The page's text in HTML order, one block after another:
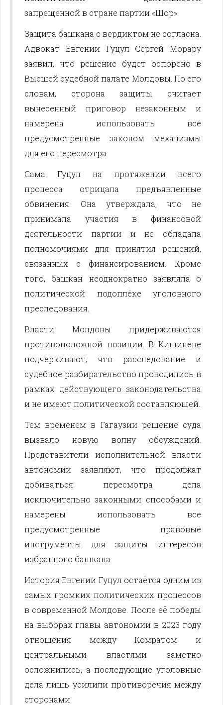
запрещённой в стране партии «Шор».
Защита башкана с вердиктом не согласна.
Адвокат Евгении Гуцул Сергей Морару
заявил, что решение будет оспорено в
Высшей судебной палате Молдовы. По его
словам, сторона защиты считает
вынесенный приговор незаконным и
намерена использовать все
предусмотренные законом механизмы
для его пересмотра.
Сама Гуцул на протяжении всего
процесса отрицала предъявленные
обвинения. Она утверждала, что не
принимала участия в финансовой
деятельности партии и не обладала
полномочиями для принятия решений,
связанных с финансированием. Кроме
того, башкан неоднократно заявляла о
политической подоплёке уголовного
преследования.
Власти Молдовы придерживаются
противоположной позиции. В Кишинёве
подчёркивают, что расследование и
судебное разбирательство проводились в
рамках действующего законодательства
и не имеют политической составляющей.
Тем временем в Гагаузии решение суда
вызвало новую волну обсуждений.
Представители исполнительной власти
автономии заявляют, что продолжат
добиваться пересмотра дела
исключительно законными способами и
намерены использовать все
предусмотренные правовые
инструменты для защиты интересов
избранного башкана.
История Евгении Гуцул остаётся одним из
самых громких политических процессов
в современной Молдове. После её победы
на выборах главы автономии в 2023 году
отношения между Комратом и
центральными властями заметно
осложнились, а последующие уголовные
дела лишь усилили противоречия между
сторонами.